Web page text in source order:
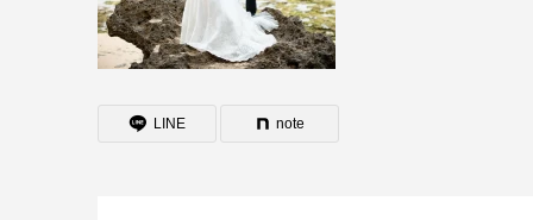
LINE note